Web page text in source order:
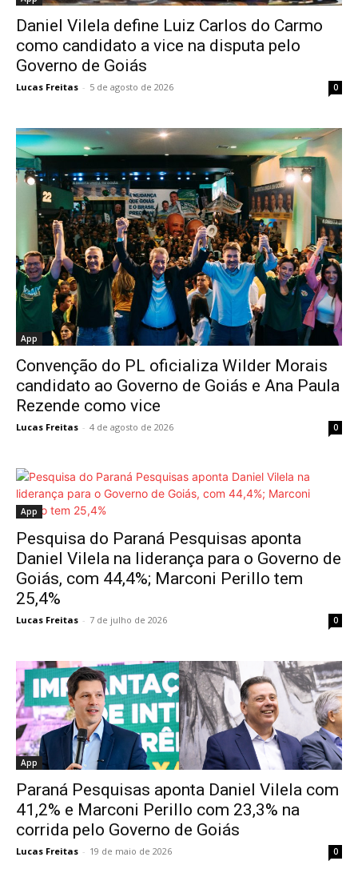
Daniel Vilela define Luiz Carlos do Carmo
como candidato a vice na disputa pelo
Governo de Goiás
Lucas Freitas - 5 de agosto de 2026 0
App
Convenção do PL oficializa Wilder Morais
candidato ao Governo de Goiás e Ana Paula
Rezende como vice
Lucas Freitas - 4 de agosto de 2026 0
App
Pesquisa do Paraná Pesquisas aponta
Daniel Vilela na liderança para o Governo de
Goiás, com 44,4%; Marconi Perillo tem
25,4%
Lucas Freitas - 7 de julho de 2026 0
App
Paraná Pesquisas aponta Daniel Vilela com
41,2% e Marconi Perillo com 23,3% na
corrida pelo Governo de Goiás
Lucas Freitas - 19 de maio de 2026 0